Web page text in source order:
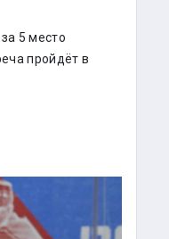
5 место
пройдёт в